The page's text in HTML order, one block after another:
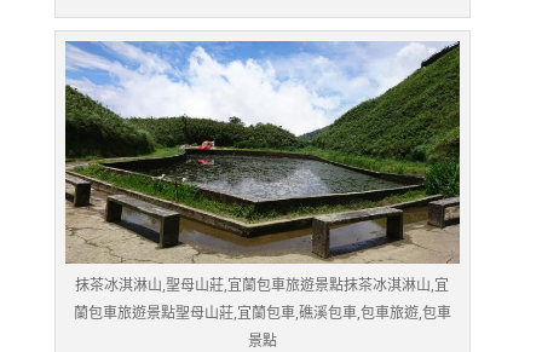
抹茶冰淇淋山,聖母山莊,宜蘭包車旅遊景點抹茶冰淇淋山,宜
蘭包車旅遊景點聖母山莊,宜蘭包車,礁溪包車,包車旅遊,包車
景點